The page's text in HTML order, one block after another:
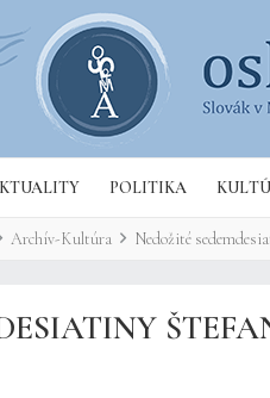
POLITIKA
Archív-Kultúra Nedožité